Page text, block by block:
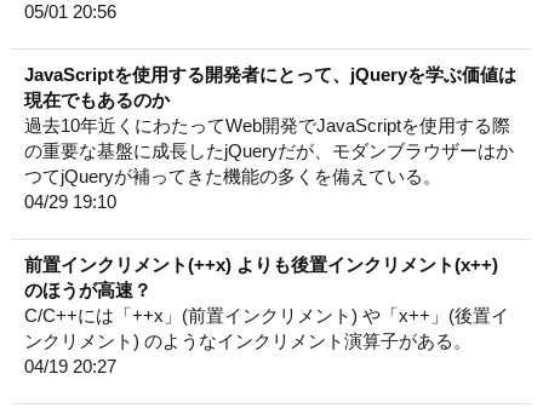
05/01 20:56
JavaScriptを使用する開発者にとって、jQueryを学ぶ価値は
現在でもあるのか
過去10年近くにわたってWeb開発でJavaScriptを使用する際
の重要な基盤に成長したjQueryだが、モダンブラウザーはか
つてjQueryが補ってきた機能の多くを備えている。
04/29 19:10
前置インクリメント(++x) よりも後置インクリメント(x++)
のほうが高速？
C/C++には「++x」(前置インクリメント) や「x++」(後置イ
ンクリメント) のようなインクリメント演算子がある。
04/19 20:27